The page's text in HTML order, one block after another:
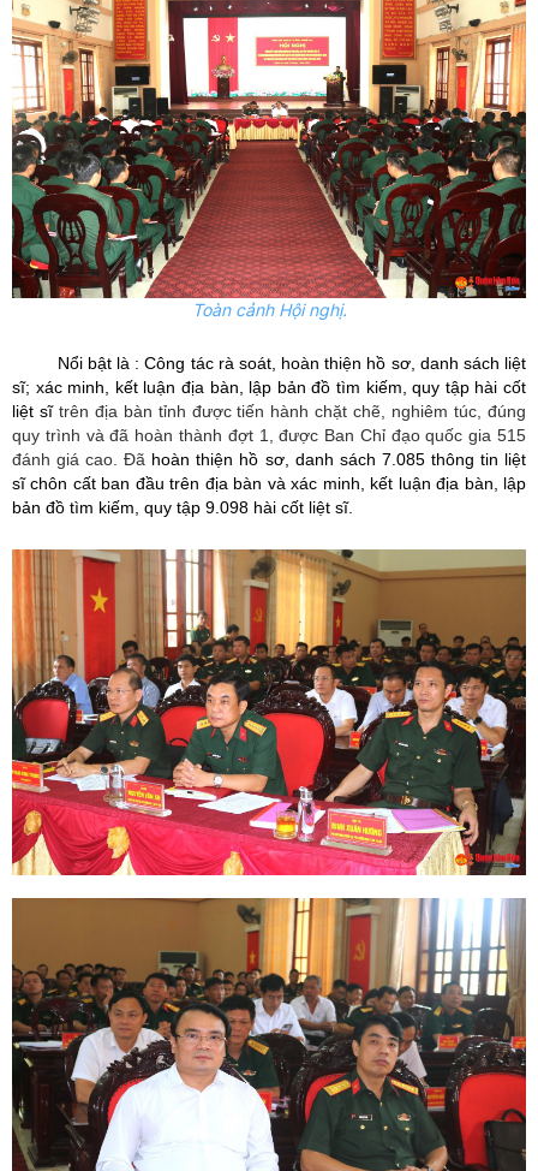
Toàn cảnh Hội nghị.
Nổi bật là : Công tác rà soát, hoàn thiện hồ sơ, danh sách liệt
sĩ; xác minh, kết luận địa bàn, lập bản đồ tìm kiếm, quy tập hài cốt
liệt sĩtrên địa bàn tỉnh được tiến hành chặt chẽ, nghiêm túc, đúng
quy trình và đã hoàn thành đợt 1, được Ban Chỉ đạo quốc gia 515
đánh giá cao. Đã hoàn thiện hồ sơ, danh sách 7.085 thông tin liệt
sĩ chôn cất ban đầu trên địa bàn và xác minh, kết luận địa bàn, lập
bản đồ tìm kiếm, quy tập 9.098 hài cốt liệt sĩ.